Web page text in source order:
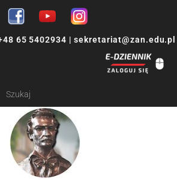
65 5402934 | sekretariat@zan.edu.pl